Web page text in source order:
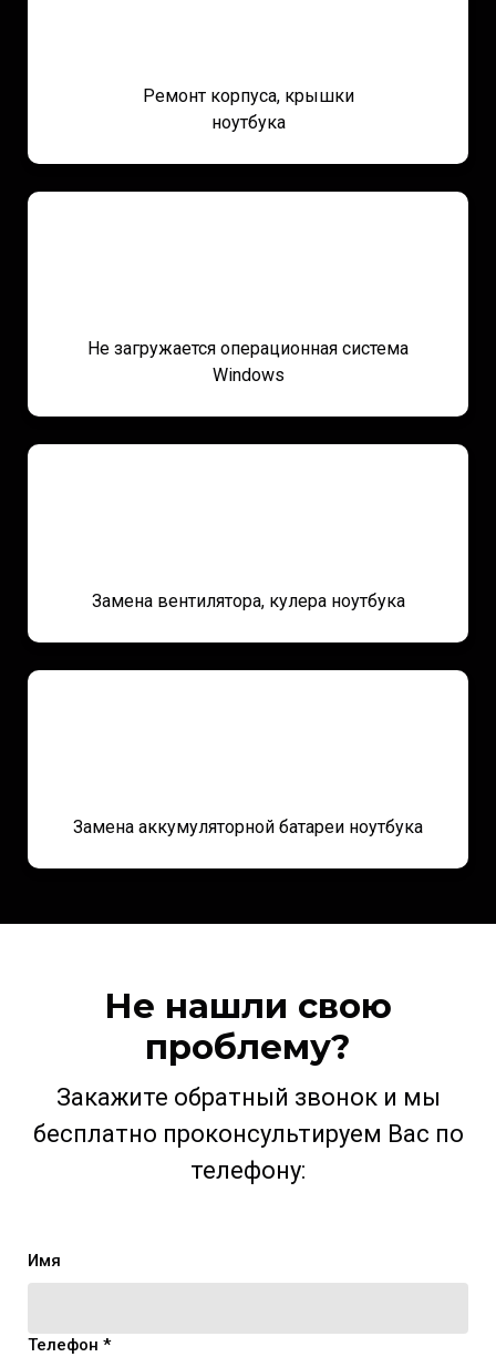
Ремонт корпуса, крышки
ноутбука
Не загружается операционная система
Windows
Замена вентилятора, кулераноутбука
Замена аккумуляторной батареи ноутбука
Не нашли свою
проблему?
Закажите обратный звонок и мы
бесплатно проконсультируем Вас по
телефону:
Имя
Телефон *